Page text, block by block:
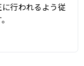
行われるよう従